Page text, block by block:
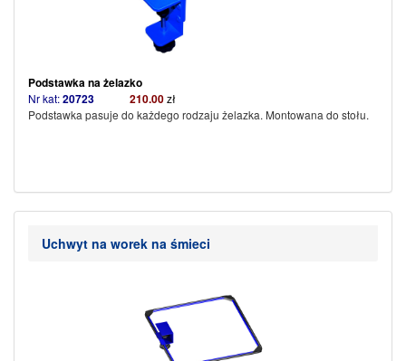
Podstawka na żelazko
Nr kat:20723 210.00zł
Podstawka pasuje do każdego rodzaju żelazka. Montowana do stołu.
Uchwyt na worek na śmieci